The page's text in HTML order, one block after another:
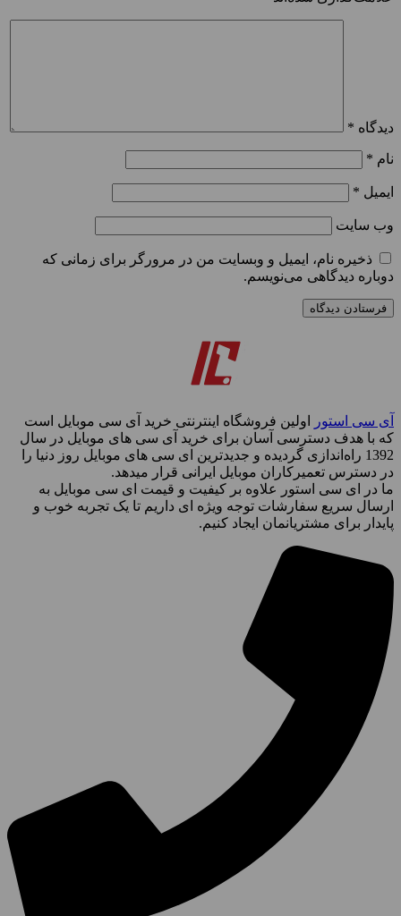
دیدگاه *
نام *
ایمیل *
وب‌ سایت
ذخیره نام، ایمیل و وبسایت من در مرورگر برای زمانی که
دوباره دیدگاهی می‌نویسم.
آی سی استور
اولین فروشگاه اینترنتی خرید آی سی موبایل است
که با هدف دسترسی آسان برای خرید آی سی های موبایل در سال
1392 راه‌اندازی گردیده و جدیدترین ای سی های موبایل روز دنیا را
در دسترس تعمیرکاران موبایل ایرانی قرار میدهد.
ما در ای سی استور علاوه بر کیفیت و قیمت ای سی موبایل به
ارسال سریع سفارشات توجه ویژه ای داریم تا یک تجربه خوب و
پایدار برای مشتریانمان ایجاد کنیم.